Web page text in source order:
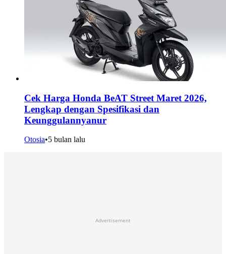
Cek Harga Honda BeAT Street Maret 2026,
Lengkap dengan Spesifikasi dan
Keunggulannyanur
Otosia•5 bulan lalu
Advertisement